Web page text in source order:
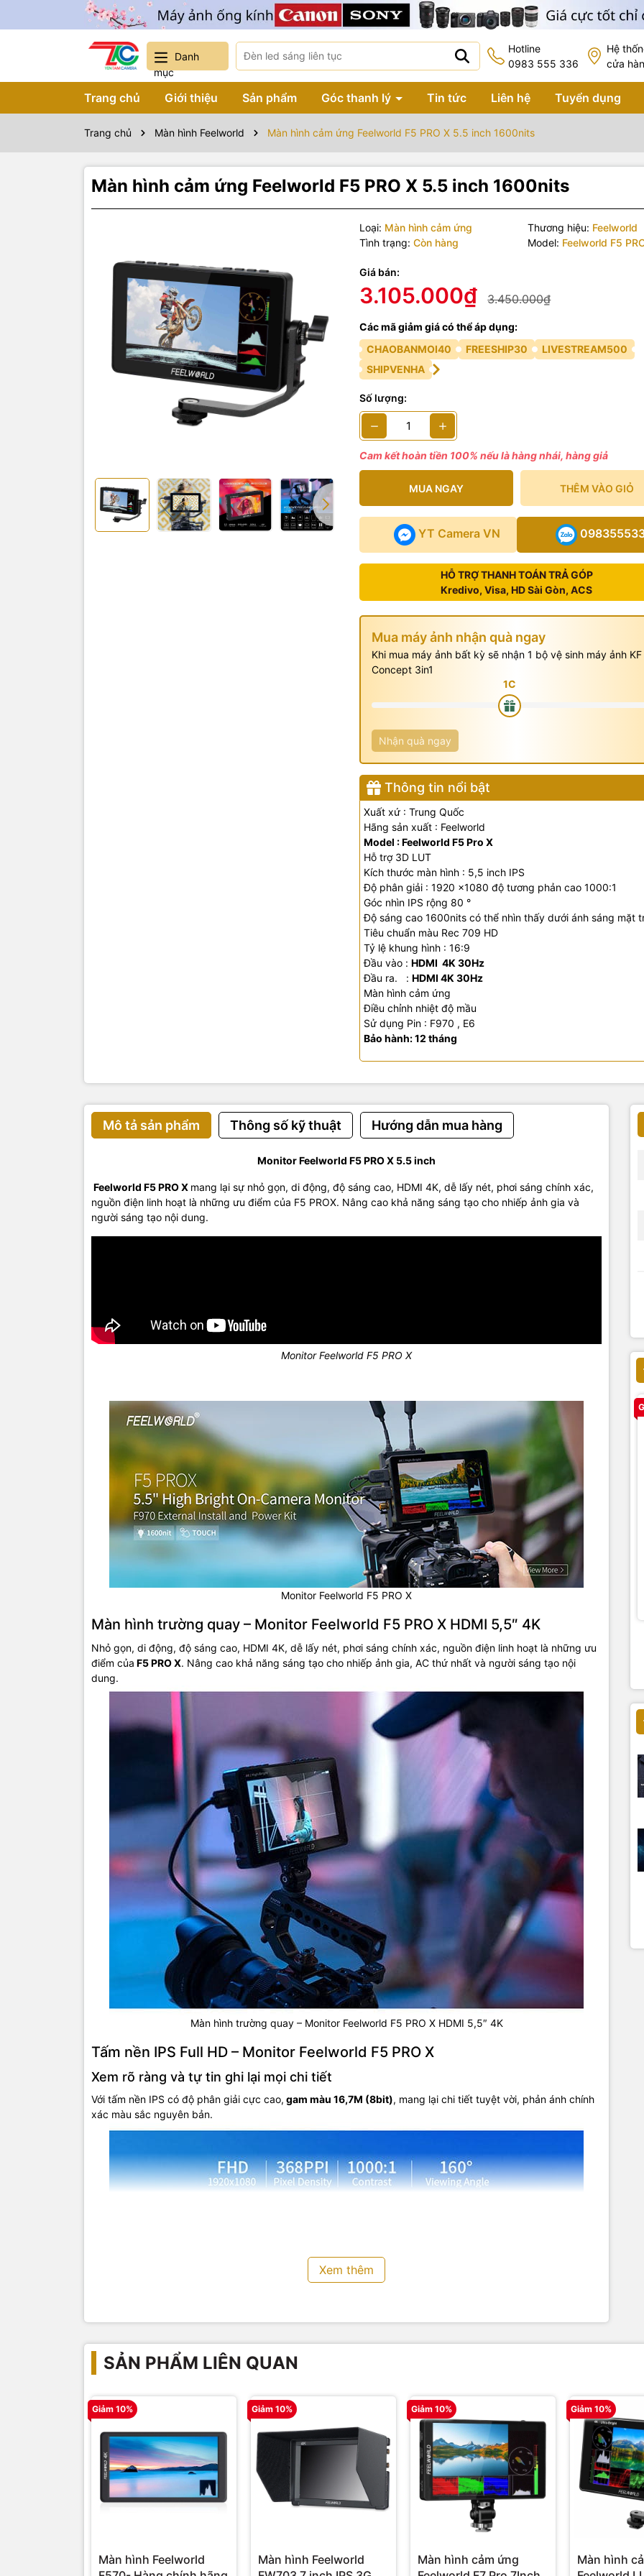
Danh
mục
Hotline
0983 555 336
Hệ
cửa
Trang chủ Giới thiệu Sản phẩm Góc thanh lý Tin tức Liên hệ Tuyển dụng
Trang chủ Màn hình Feelworld Màn hình cảm ứng Feelworld F5 PRO X 5.5 inch 1600nits
Màn hình cảm ứng Feelworld F5 PRO X 5.5 inch 1600nits
Loại: Màn hình cảm ứng Thương hiệu: Feelworld
Tình trạng: Còn hàng Model: Feelworld F5
Giá bán:
3.105.000₫ 3.450.000₫
Các mã giảm giá có thể áp dụng:
CHAOBANMOI40
FREESHIP30
LIVESTREAM500
SHIPVENHA
Số lượng:
Cam kết hoàn tiền 100% nếu là hàng nhái, hàng giả
MUA NGAY THÊM VÀO GIỎ
YT Camera VN
HỖ TRỢ THANH TOÁN TRẢ GÓP
Kredivo, Visa, HD Sài Gòn, ACS
Mua máy ảnh nhận quà ngay
Khi mua máy ảnh bất kỳ sẽ nhận 1 bộ vệ sinh máy ảnh KF
Concept 3in1
Nhận quà ngay
Thông tin nổi bật
Xuất xứ : Trung Quốc
Hãng sản xuất : Feelworld
Model : Feelworld F5 Pro X
Hỗ trợ 3D LUT
Kích thước màn hình : 5,5 inch IPS
Độ phân giải : 1920 x1080 độ tương phản cao 1000:1
Góc nhìn IPS rộng 80 °
Độ sáng cao 1600nits có thể nhìn thấy dưới ánh sáng mặt
Tiêu chuẩn màu Rec 709 HD
Tỷ lệ khung hình : 16:9
Đầu vào :HDMI 4K 30Hz
Đầu ra. :HDMI 4K 30Hz
Màn hình cảm ứng
Điều chỉnh nhiệt độ mầu
Sử dụng Pin : F970 , E6
Bảo hành: 12 tháng
Mô tả sản phẩm Thông số kỹ thuật Hướng dẫn mua hàng
Monitor Feelworld F5 PRO X 5.5 inch
Feelworld F5 PRO X mang lại sự nhỏ gọn, di động, độ sáng cao, HDMI 4K, dễ lấy nét, phơi sáng chính xác,
nguồn điện linh hoạt là những ưu điểm của F5 PROX. Nâng cao khả năng sáng tạo cho nhiếp ảnh gia và
người sáng tạo nội dung.
Monitor Feelworld F5 PRO X
Monitor Feelworld F5 PRO X
Màn hình trường quay – Monitor Feelworld F5 PRO X HDMI 5,5″ 4K
Nhỏ gọn, di động, độ sáng cao, HDMI 4K, dễ lấy nét, phơi sáng chính xác, nguồn điện linh hoạt là những ưu
điểm của F5 PRO X. Nâng cao khả năng sáng tạo cho nhiếp ảnh gia, AC thứ nhất và người sáng tạo nội
dung.
Màn hình trường quay – Monitor Feelworld F5 PRO X HDMI 5,5″ 4K
Tấm nền IPS Full HD – Monitor Feelworld F5 PRO X
Xem rõ ràng và tự tin ghi lại mọi chi tiết
Với tấm nền IPS có độ phân giải cực cao, gam màu 16,7M (8bit), mang lại chi tiết tuyệt vời, phản ánh chính
xác màu sắc nguyên bản.
Tấm nền IPS Full HD – Monitor Feelworld F5 PRO X
Monitor Feelworld F5 PRO X có thể xem được dưới ánh sáng ban ngày
Được hỗ trợ bởi độ sáng1600nits F5 PRO X
không sợ bị nắng một chút nào. Màn hình hiển thị rõ ràng ngay
cả khi chụp ngoài trời, không cần sử dụng tấm che nắng.
Xem thêm
SẢN PHẨM LIÊN QUAN
Giảm 10%
Màn hình Feelworld
Giảm 10%
Màn hình Feelworld
Giảm 10%
Màn hình cảm ứng
Giảm 10%
Màn hình
Sản phẩm bao gồm
Monitor Feelworld F5 PRO X
Màn hình Feelworld F5 PRO X
Tấm che nắng
Đầu chuyển Type-C to USB
Thiết bị tháo lắp (cờ lê)